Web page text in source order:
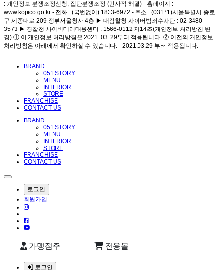
: 개인정보 분쟁조정신청, 집단분쟁조정 (민사적 해결) - 홈페이지 :
www.kopico.go.kr - 전화 : (국번없이) 1833-6972 - 주소 : (03171)서울특별시 종로
구 세종대로 209 정부서울청사 4층 ▶ 대검찰청 사이버범죄수사단 : 02-3480-
3573 ▶ 경찰청 사이버테러대응센터 : 1566-0112 제14조(개인정보 처리방침 변
경) ① 이 개인정보 처리방침은 2021. 03. 29부터 적용됩니다. ② 이전의 개인정보
처리방침은 아래에서 확인하실 수 있습니다. - 2021.03.29 부터 적용됩니다.
BRAND
051 STORY
MENU
INTERIOR
STORE
FRANCHISE
CONTACT US
BRAND
051 STORY
MENU
INTERIOR
STORE
FRANCHISE
CONTACT US
로그인
회원가입
가맹점주 전용몰
로그인